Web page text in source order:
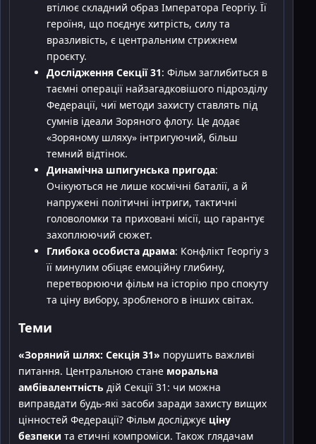
втілює складний образ Імператора Георгіу. Її
героїня, що поєднує хитрість, силу та
вразливість, є центральним стрижнем
проєкту.
Дослідження Секції 31: Фільм заглибиться в
таємні операції найзагадковішого підрозділу
Федерації, чиї методи захисту ставлять під
сумнів ідеали Зоряного флоту. Це додає
«Зоряному шляху» інтригуючий, більш
темний відтінок.
Динамічна шпигунська пригода:
Очікуються не лише космічні баталії, а й
напружені політичні інтриги, тактичні
головоломки та приховані місії, що гарантує
захоплюючий сюжет.
Глибока особиста драма: Конфлікт Георгіу з
її минулим обіцяє емоційну глибину,
перетворюючи фільм на історію про спокуту
та ціну вибору, зробленого в інших світах.
Теми
«Зоряний шлях: Секція 31» порушить важливі
питання. Центральною стане моральна
амбівалентність дій Секції 31: чи можна
виправдати будь-які засоби заради захисту вищих
цінностей Федерації? Фільм досліджує ціну
безпеки та етичні компроміси. Також глядачам